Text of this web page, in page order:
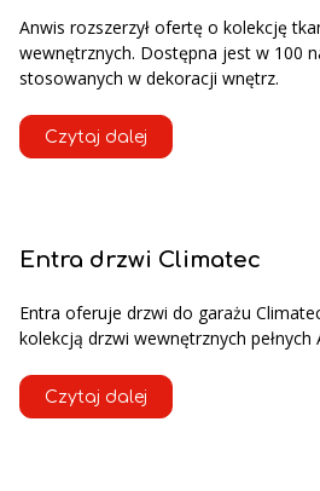
Anwis rozszerzył ofertę o kolekcję
wewnętrznych. Dostępna jest w 100
stosowanych w dekoracji wnętrz.
Czytaj dalej
Entra drzwi Climatec
Entra oferuje drzwi do garażu
kolekcją drzwi wewnętrznych pełnych
Czytaj dalej